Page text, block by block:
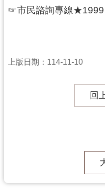
園
品
☞市民諮詢專線★1999
上版日期：114-11-10
回